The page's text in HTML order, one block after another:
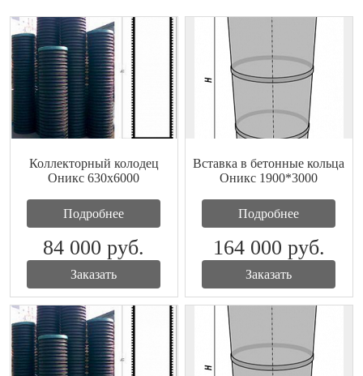
Коллекторный колодец
Оникс 630x6000
Подробнее
84 000 руб.
Заказать
Вставка в бетонные кольца
Оникс 1900*3000
Подробнее
164 000 руб.
Заказать